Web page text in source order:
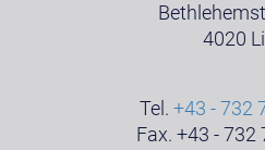
4020
Tel. +43 - 732
Fax. +43 - 732